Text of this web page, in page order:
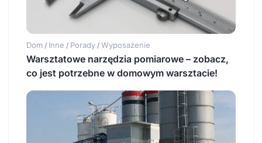
Dom / Inne / Porady / Wyposażenie
Warsztatowe narzędzia pomiarowe – zobacz,
co jest potrzebne w domowym warsztacie!